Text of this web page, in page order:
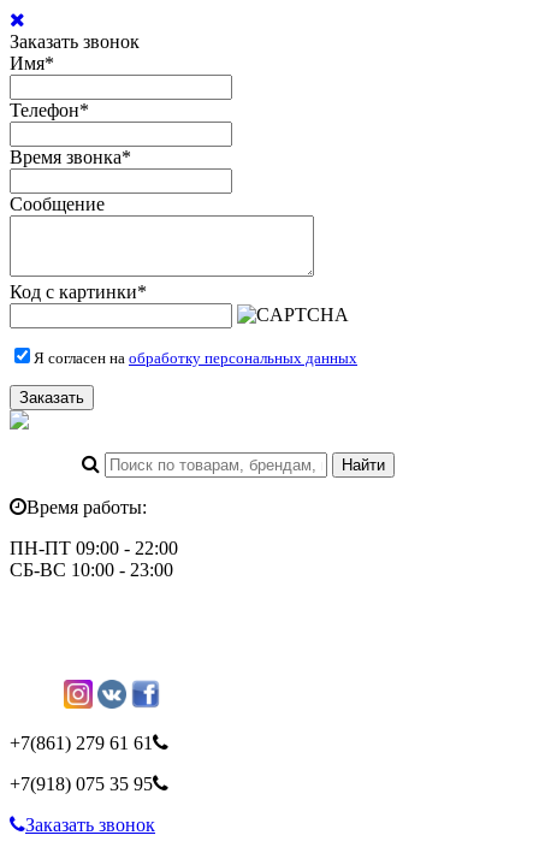
Заказать звонок
Имя*
Телефон*
Время звонка*
Сообщение
Код с картинки*
Я согласен на обработку персональных данных
Заказать
Время работы:
ПН-ПТ 09:00 - 22:00
СБ-ВС 10:00 - 23:00
+7(861) 279 61 61
+7(918) 075 35 95
Заказать звонок